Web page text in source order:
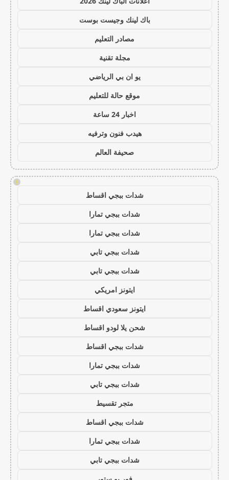
باك لينك وجيست بوست
مصادر التعليم
مجلة تقنية
يو ان بي الرياضي
موقع حالة للتعليم
اخبار 24 ساعة
هيدب فنون وترفيه
صحيفة العالم
!
شدات ببجي اقساط
شدات ببجي تمارا
شدات ببجي تمارا
شدات ببجي تابي
شدات ببجي تابي
ايتونز امريكي
ايتونز سعودي اقساط
شحن يلا لودو اقساط
شدات ببجي اقساط
شدات ببجي تمارا
شدات ببجي تابي
متجر تقسيط
شدات ببجي اقساط
شدات ببجي تمارا
شدات ببجي تابي